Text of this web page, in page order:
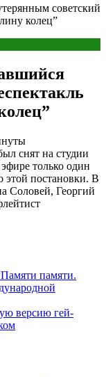
советский
колец”
снят на студии
только один
этой постановки. В
Соловей, Георгий
памяти.
версию гей-